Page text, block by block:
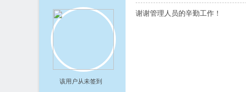
该用户从未签到
谢谢管理人员的辛勤工作！